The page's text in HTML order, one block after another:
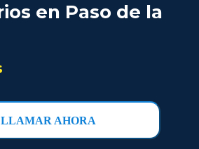
en Paso de la
LLAMAR AHORA